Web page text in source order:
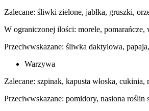
Zalecane: śliwki zielone, jabłka, gruszki,
W ograniczonej ilości: morele,
Przeciwwskazane: śliwka daktylowa,
Warzywa
Zalecane: szpinak, kapusta włoska,
Przeciwwskazane: pomidory, nasiona roślin